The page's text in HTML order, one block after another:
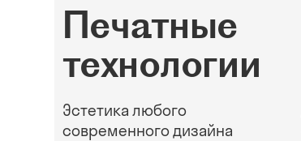
Печатные
технологии
Эстетика любого
современного дизайна